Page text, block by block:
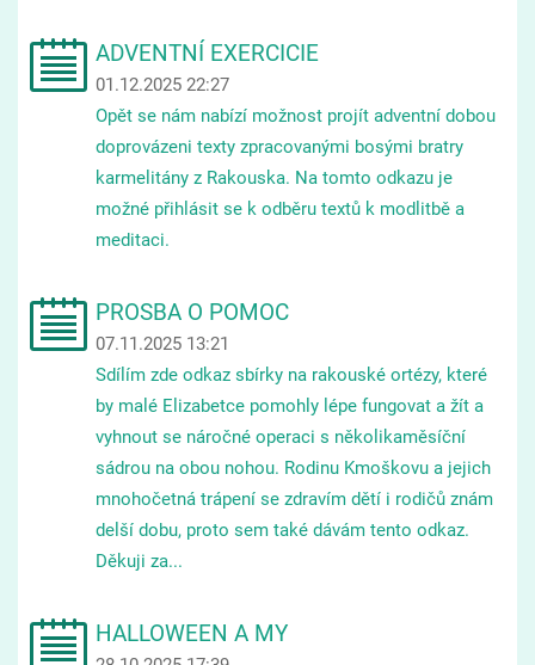
ADVENTNÍ EXERCICIE
01.12.2025 22:27
Opět se nám nabízí možnost projít adventní dobou
doprovázeni texty zpracovanými bosými bratry
karmelitány z Rakouska. Na tomto odkazu je
možné přihlásit se k odběru textů k modlitbě a
meditaci.
PROSBA O POMOC
07.11.2025 13:21
Sdílím zde odkaz sbírky na rakouské ortézy, které
by malé Elizabetce pomohly lépe fungovat a žít a
vyhnout se náročné operaci s několikaměsíční
sádrou na obou nohou. Rodinu Kmoškovu a jejich
mnohočetná trápení se zdravím dětí i rodičů znám
delší dobu, proto sem také dávám tento odkaz.
Děkuji za...
HALLOWEEN A MY